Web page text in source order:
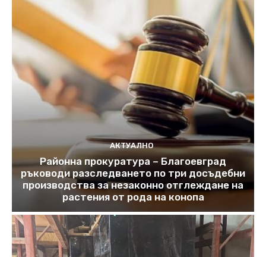
АКТУАЛНО
Районна прокуратура – Благоевград
ръководи разследването по три досъдебни
производства за незаконно отглеждане на
растения от рода на конопа